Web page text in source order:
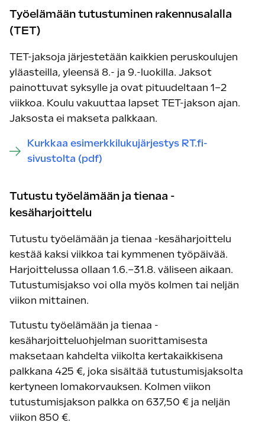
Työelämään tutustuminen rakennusalalla
(TET)
TET-jaksoja järjestetään kaikkien peruskoulujen
yläasteilla, yleensä 8.- ja 9.-luokilla. Jaksot
painottuvat syksylle ja ovat pituudeltaan 1–2
viikkoa. Koulu vakuuttaa lapset TET-jakson ajan.
Jaksosta ei makseta palkkaan.
Kurkkaa esimerkkilukujärjestys RT.fi-
sivustolta (pdf)
Tutustu työelämään ja tienaa -
kesäharjoittelu
Tutustu työelämään ja tienaa -kesäharjoittelu
kestää kaksi viikkoa tai kymmenen työpäivää.
Harjoittelussa ollaan 1.6.–31.8. väliseen aikaan.
Tutustumisjakso voi olla myös kolmen tai neljän
viikon mittainen.
Tutustu työelämään ja tienaa -
kesäharjoitteluohjelman suorittamisesta
maksetaan kahdelta viikolta kertakaikkisena
palkkana 425 €, joka sisältää tutustumisjaksolta
kertyneen lomakorvauksen. Kolmen viikon
tutustumisjakson palkka on 637,50 € ja neljän
viikon 850 €.